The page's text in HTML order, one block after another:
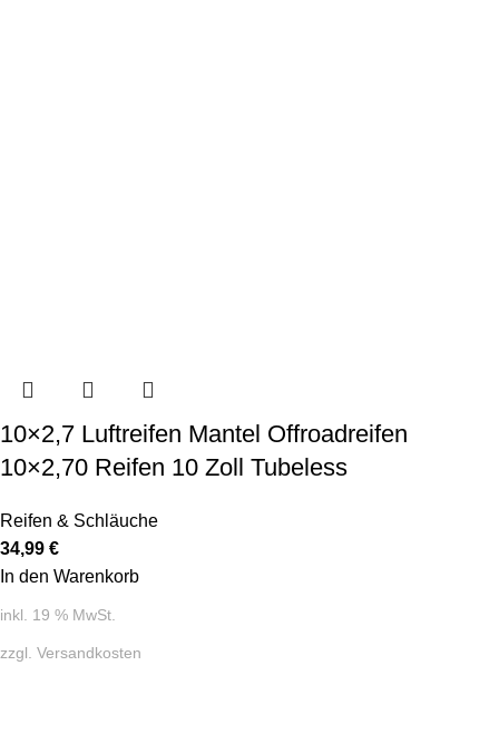
10×2,7 Luftreifen Mantel Offroadreifen
10×2,70 Reifen 10 Zoll Tubeless
Reifen & Schläuche
34,99 €
In den Warenkorb
inkl. 19 % MwSt.
zzgl. Versandkosten